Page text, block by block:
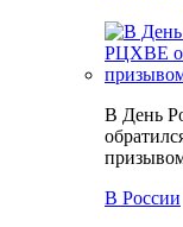
В День
В России